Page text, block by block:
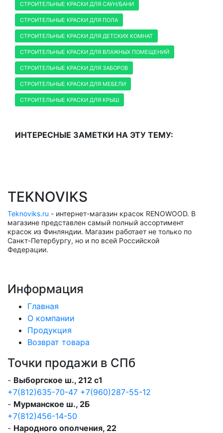
СТРОИТЕЛЬНЫЕ КРАСКИ ДЛЯ САУН/БАНИ
СТРОИТЕЛЬНЫЕ КРАСКИ ДЛЯ ПОЛА
СТРОИТЕЛЬНЫЕ КРАСКИ ДЛЯ ДЕТСКИХ КОМНАТ
СТРОИТЕЛЬНЫЕ КРАСКИ ДЛЯ ВЛАЖНЫХ ПОМЕЩЕНИЙ
СТРОИТЕЛЬНЫЕ КРАСКИ ДЛЯ ЗАБОРОВ
СТРОИТЕЛЬНЫЕ КРАСКИ ДЛЯ МЕБЕЛИ
СТРОИТЕЛЬНЫЕ КРАСКИ ДЛЯ КРЫШ
ИНТЕРЕСНЫЕ ЗАМЕТКИ НА ЭТУ ТЕМУ:
TEKNOVIKS
Teknoviks.ru - интернет-магазин красок RENOWOOD. В
магазине представлен самый полный ассортимент
красок из Финляндии. Магазин работает не только по
Санкт-Петербургу, но и по всей Российской
Федерации.
Информация
Главная
О компании
Продукция
Возврат товара
Точки продажи в СПб
- Выборгское ш., 212 с1
+7(812)635-70-47 +7(960)287-55-12
- Мурманское ш., 2Б
+7(812)456-14-50
- Народного ополчения, 22